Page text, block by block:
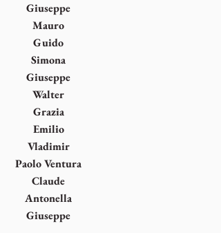
Giuseppe
(Pino)
Spagnulo
Mauro
Staccioli
Guido
Strazza
Simona
Uberto
Giuseppe
Uncini
Walter
Valentini
Grazia
Varisco
Emilio
Vedova
Vladimir
Velickovic
Paolo Ventura
Claude
Viallat
Antonella
Zazzera
Giuseppe